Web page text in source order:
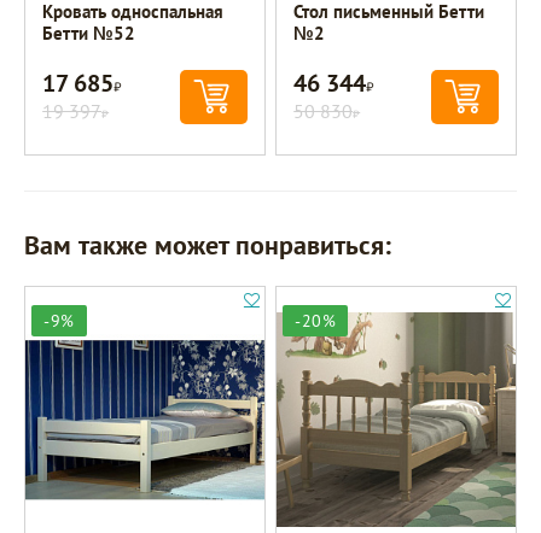
Кровать односпальная
Бетти №52
17 685Р
19 397Р
Стол письменный Бетти
№2
46 344Р
50 830Р
Вам также может понравиться:
-9% -20%